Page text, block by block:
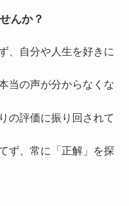
んか？
、自分や人生を好きに
当の声が分からなくな
の評価に振り回されて
ず、常に「正解」を探